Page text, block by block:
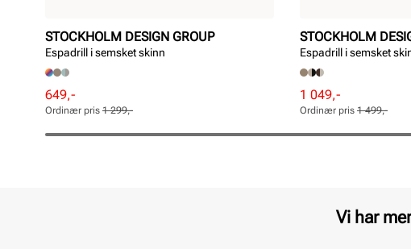
STOCKHOLM DESIGN GROUP
Espadrill i semsket skinn
Rabattert
pris
Pris
649,-
Ordinær
pris
Pris
Ordinær pris 1 299,-
STOCKHOLM
Espadrill i semsket
Rabattert
pris
Pris
1 049,-
Ordinær
pris
Pris
Ordinær pris 1 499,-
Vi har